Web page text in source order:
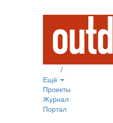
/
Ещё
Проекты
Журнал
Портал